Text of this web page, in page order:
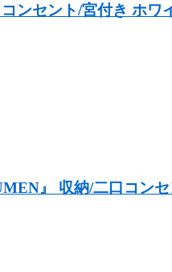
ンセント/宮付き ホワ
』 収納/二口コン